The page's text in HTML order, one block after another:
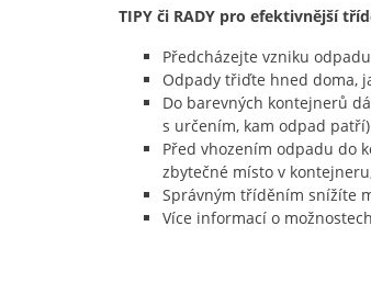
TIPY či RADY pro efektivnější
Předcházejte vzniku
Odpady třiďte hned doma,
Do barevných kontejnerů
s určením, kam odpad patří)
Před vhozením odpadu do
zbytečné místo v
Správným tříděním snížíte
Více informací o